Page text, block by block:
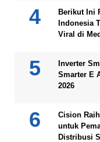
Berikut Ini
Indonesia
Viral di
Inverter
Smarter E
2026
Cision
untuk
Distribusi